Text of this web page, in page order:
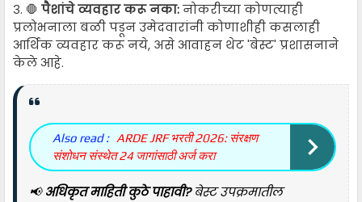
३. 🛑 पैशांचे व्यवहार करू नका:नोकरीच्या कोणत्याही
प्रलोभनाला बळी पडून उमेदवारांनी कोणाशीही कसलाही
आर्थिक व्यवहार करू नये, असे आवाहन थेट 'बेस्ट' प्रशासनाने
केले आहे.
Also read : ARDE JRF भरती 2026: संरक्षण
संशोधन संस्थेत 24 जागांसाठी अर्ज करा
📢अधिकृत माहिती कुठे पाहावी?बेस्ट उपक्रमातील